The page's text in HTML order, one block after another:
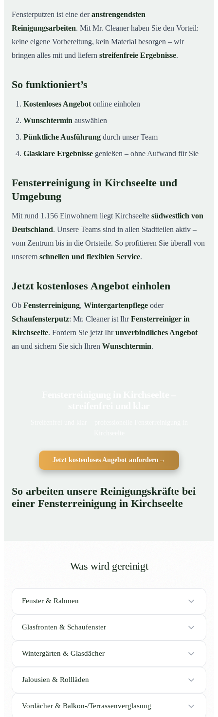
Fensterputzen ist eine deranstrengendsten
Reinigungsarbeiten. Mit Mr. Cleaner haben Sie den Vorteil:
keine eigene Vorbereitung, kein Material besorgen – wir
bringen alles mit und liefern streifenfreie Ergebnisse.
So funktioniert’s
Kostenloses Angebot online einholen
Wunschtermin auswählen
Pünktliche Ausführung durch unser Team
Glasklare Ergebnisse genießen – ohne Aufwand für Sie
Fensterreinigung in Kirchseelte und
Umgebung
Mit rund 1.156 Einwohnern liegt Kirchseelte südwestlich von
Deutschland. Unsere Teams sind in allen Stadtteilen aktiv –
vom Zentrum bis in die Ortsteile. So profitieren Sie überall von
unserem schnellen und flexiblen Service.
Jetzt kostenloses Angebot einholen
Ob Fensterreinigung, Wintergartenpflege oder
Schaufensterputz: Mr. Cleaner ist IhrFensterreiniger in
Kirchseelte. Fordern Sie jetzt Ihrunverbindliches Angebot
an und sichern Sie sich Ihren Wunschtermin.
Jetzt kostenloses Angebot anfordern →
So arbeiten unsere Reinigungskräfte bei
einer Fensterreinigung in Kirchseelte
Was wird gereinigt
Fenster & Rahmen
Glasfronten & Schaufenster
Wintergärten & Glasdächer
Jalousien & Rollläden
Vordächer & Balkon-/Terrassenverglasung